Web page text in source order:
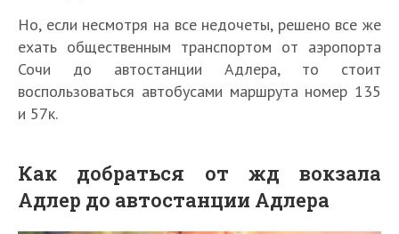
Но, если несмотря на все недочеты, решено все же
ехать общественным транспортом от аэропорта
Сочи до автостанции Адлера, то стоит
воспользоваться автобусами маршрута номер 135
и 57к.
Как добраться от жд вокзала
Адлер до автостанции Адлера